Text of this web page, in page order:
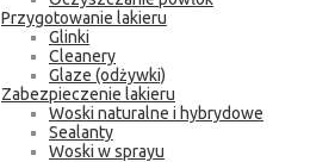
Przygotowanie lakieru
Glinki
Cleanery
Glaze (odżywki)
Zabezpieczenie lakieru
Woski naturalne i hybrydowe
Sealanty
Woski w sprayu